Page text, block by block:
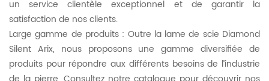
un service clientèle exceptionnel et de garantir la
satisfaction de nos clients.
Large gamme de produits : Outre la lame de scie Diamond
Silent Arix, nous proposons une gamme diversifiée de
produits pour répondre aux différents besoins de l’industrie